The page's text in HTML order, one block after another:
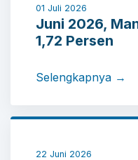
01 Juli 2026
Juni 2026,
1,72 Persen
Selengkapnya →
22 Juni 2026